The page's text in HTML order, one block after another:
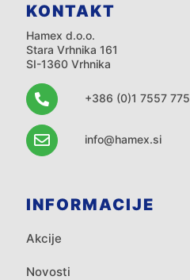
KONTAKT
Hamex d.o.o.
Stara Vrhnika 161
SI-1360 Vrhnika
+386 (0)1 7557 775
info@hamex.si
INFORMACIJE
Akcije
Novosti